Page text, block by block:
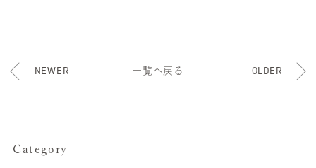
NEWER 一覧へ戻る OLDER
Category